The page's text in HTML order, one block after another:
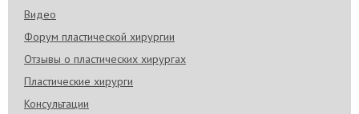
Видео
Форум пластической хирургии
Отзывы о пластических хирургах
Пластические хирурги
Консультации